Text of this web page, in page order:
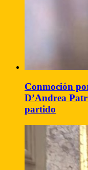
Conmoción
D’Andrea
partido